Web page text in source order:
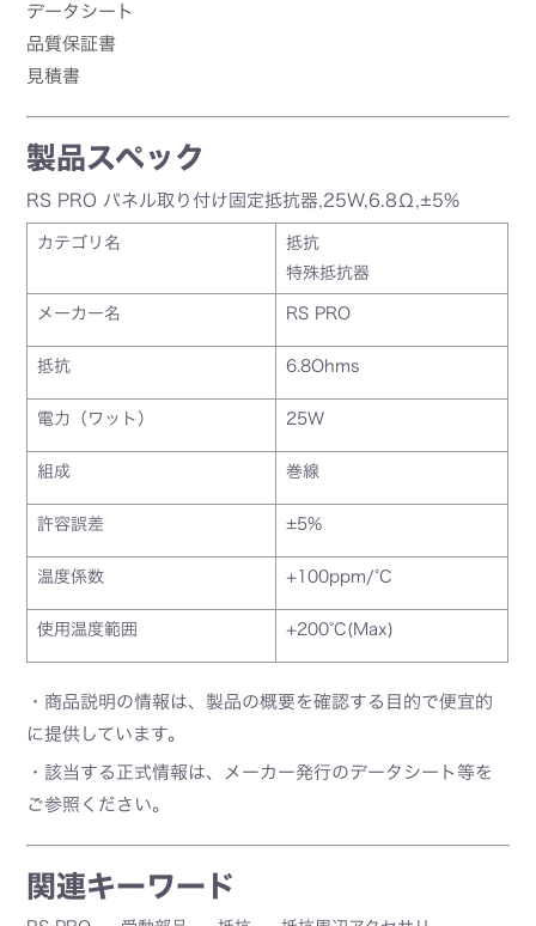
データシート
品質保証書
見積書
製品スペック
RS PRO パネル取り付け固定抵抗器,25W,6.8Ω,±5%
カテゴリ名
抵抗
特殊抵抗器
メーカー名 RS PRO
抵抗 6.8Ohms
電力（ワット） 25W
組成 巻線
許容誤差 ±5%
温度係数 +100ppm/°C
使用温度範囲 +200°C(Max)
・商品説明の情報は、製品の概要を確認する目的で便宜的
に提供しています。
・該当する正式情報は、メーカー発行のデータシート等を
ご参照ください。
関連キーワード